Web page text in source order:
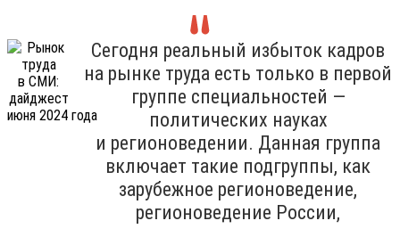
Сегодня реальный избыток кадров
на рынке труда есть только в первой
группе специальностей —
политических науках
и регионоведении. Данная группа
включает такие подгруппы, как
зарубежное регионоведение,
регионоведение России,